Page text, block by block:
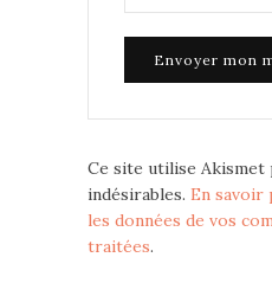
Ce site utilise
indésirables. En savoir
les données de vos
traitées.